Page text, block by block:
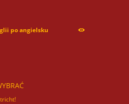
po angielsku